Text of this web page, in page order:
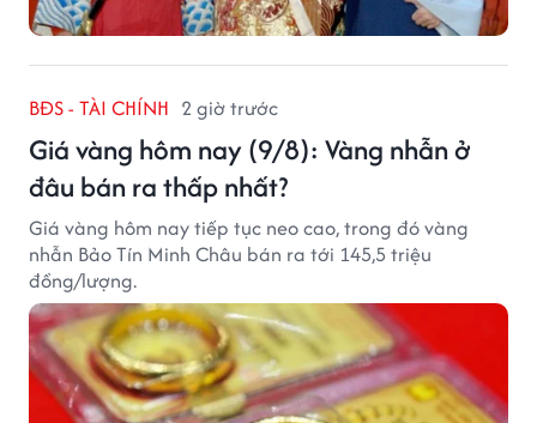
BĐS - TÀI CHÍNH 2 giờ trước
Giá vàng hôm nay (9/8): Vàng nhẫn ở
đâu bán ra thấp nhất?
Giá vàng hôm nay tiếp tục neo cao, trong đó vàng
nhẫn Bảo Tín Minh Châu bán ra tới 145,5 triệu
đồng/lượng.